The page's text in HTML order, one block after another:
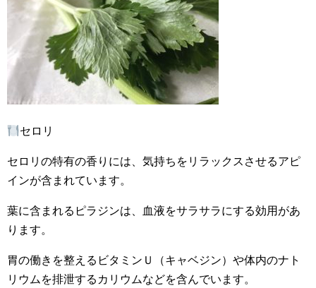
セロリ
セロリの特有の香りには、気持ちをリラックスさせるアピ
インが含まれています。
葉に含まれるピラジンは、血液をサラサラにする効用があ
ります。
胃の働きを整えるビタミンＵ（キャベジン）や体内のナト
リウムを排泄するカリウムなどを含んでいます。